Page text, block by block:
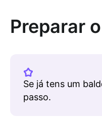
Preparar
Se já tens um
passo.